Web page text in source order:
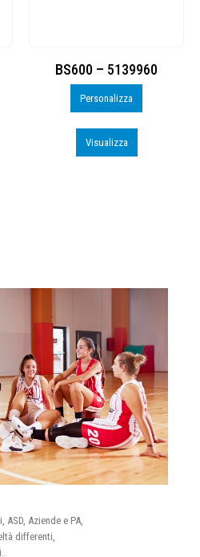
BS600 – 5139960
Personalizza
Visualizza
Aziende e PA,
differenti,